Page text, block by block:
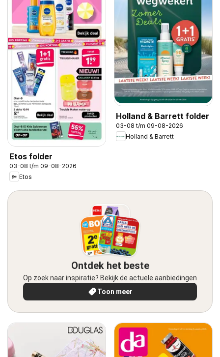
Etos folder
03-08 t/m 09-08-2026
Etos
Holland & Barrett folder
03-08 t/m 09-08-2026
Holland & Barrett
Ontdek het beste
Op zoek naar inspiratie? Bekijk de actuele aanbiedingen
Toon meer